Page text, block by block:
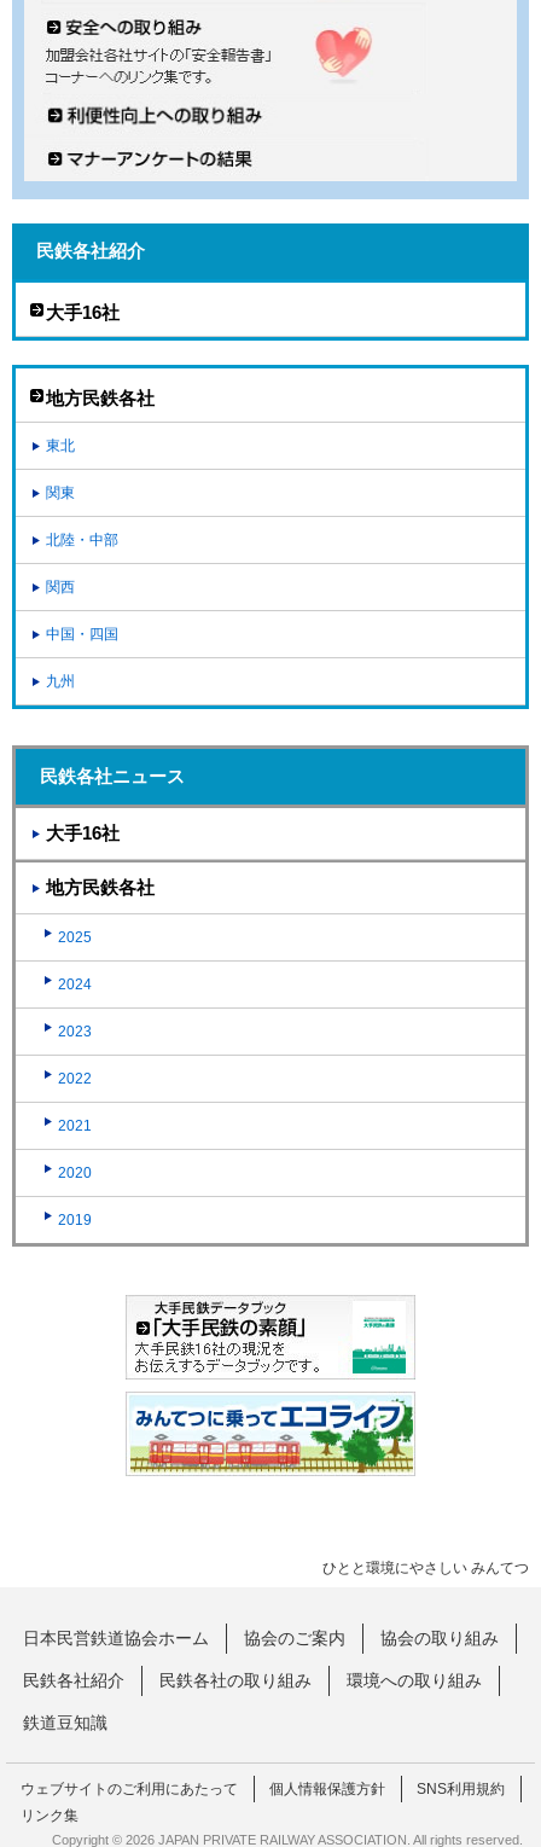
民鉄各社紹介
大手16社
地方民鉄各社
東北
関東
北陸・中部
関西
中国・四国
九州
民鉄各社ニュース
大手16社
地方民鉄各社
2025
2024
2023
2022
2021
2020
2019
ひとと環境にやさしい みんてつ
日本民営鉄道協会ホーム 協会のご案内 協会の取り組み
民鉄各社紹介 民鉄各社の取り組み 環境への取り組み
鉄道豆知識
ウェブサイトのご利用にあたって 個人情報保護方針
SNS利用規約
リンク集
Copyright © 2026 JAPAN PRIVATE RAILWAY ASSOCIATION. All rights reserved.